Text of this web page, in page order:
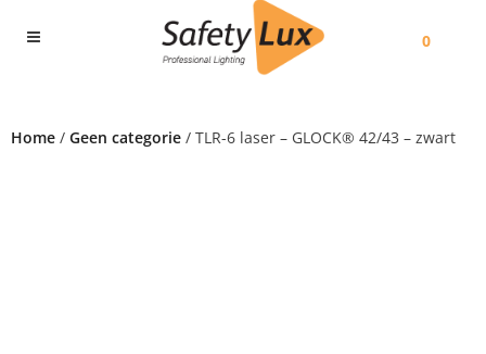
0
Home / Geen categorie / TLR-6 laser – GLOCK® 42/43 – zwart